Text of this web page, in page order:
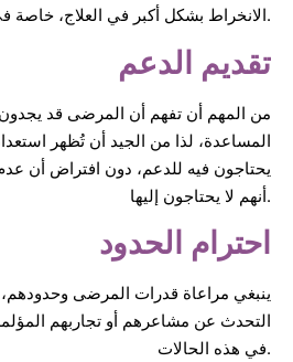
الانخراط بشكل أكبر في العلاج، خاصة في المراحل الأولى.
تقديم الدعم
من المهم أن تفهم أن المرضى قد
المساعدة، لذا من الجيد أن تُظهر
يحتاجون فيه للدعم، دون افتراض أن
أنهم لا يحتاجون إليها.
احترام الحدود
التحدث عن مشاعرهم أو تجاربهم
في هذه الحالات.